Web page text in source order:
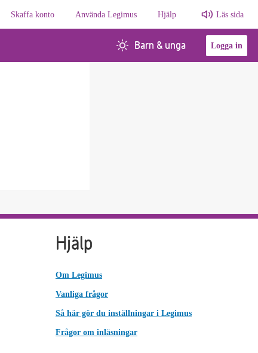
Skaffa konto Använda Legimus Hjälp Läs sida
Barn & unga Logga in
Hjälp
Om Legimus
Vanliga frågor
Så här gör du inställningar i Legimus
Frågor om inläsningar